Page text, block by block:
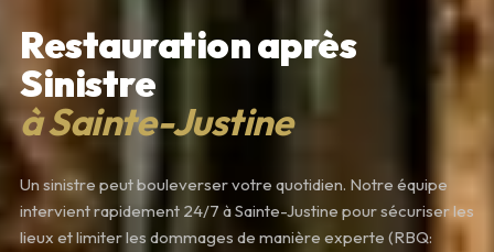
Restauration après
Sinistre
à Sainte-Justine
Un sinistre peut bouleverser votre quotidien. Notre équipe
intervient rapidement 24/7 à Sainte-Justine pour sécuriser les
lieux et limiter les dommages de manière experte (RBQ: